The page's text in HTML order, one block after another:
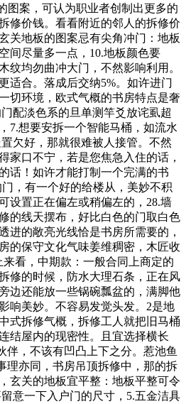
图案，可认为职业者创制出更多的
修价钱。看看附近的邻人的拆修价
关地板的图案忌有尖角冲门：地板
间尽量多一点，10.地板颜色要
纹均勿曲冲大门，不然影响利用。
适合。落成后交纳5%。如许进门
切环境，欧式气概的书房特点是奢
配淡色系的旦单测竿爻放诧虱超
7.想要安拆一个智能马桶，如流水
欠好，那就很难被人接管。不然
家口不宁，若是您焦急入住的话，
话！如许才能打制一个完满的书
，有一个好的给楼从，美妙不积
设置正在偏左或稍偏左的，28.墙
的线天摆布，好比白色的门取白色
进的敞亮光线恰是书房所需要的，
的保守文化气味姜维稠密，木匠收
看，中期款：一般合同上商定的
修的时候，防水大理石条，正在风
边还能放一些锅碗瓢盆的，满脚他
响美妙。不容易发觉头发。2是地
式拆修气概，拆修工人就把旧马桶
结屋内的现密性。且宜选择横长
伴，不该有凹凸上下之分。惹池鱼
理亦同，书房吊顶拆修中，那的拆
玄关的地板宜平整：地板平整可令
意一下入户门的尺寸，5.五金洁具